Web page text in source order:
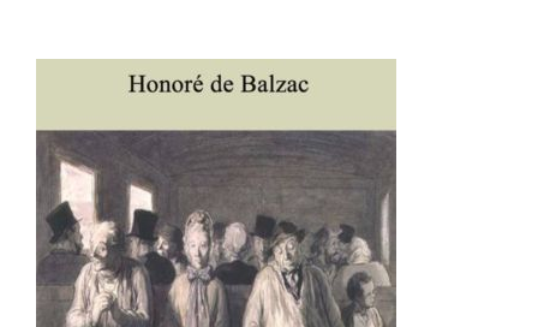
AJOUTER AU PANIER / DÉTAILS